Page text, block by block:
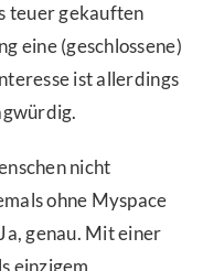
teuer gekauften
eine (geschlossene)
ist allerdings
nicht
ohne Myspace
genau. Mit einer